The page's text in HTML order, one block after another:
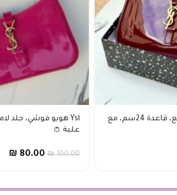
Ysl هوبو برغندي، جلد لامع، قاعدة 24سم، مع
علبة 👛
₪100.00
₪ 80.00